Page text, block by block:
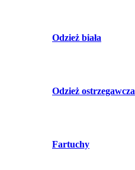
Odzież biała
Odzież ostrzegawcza
Fartuchy